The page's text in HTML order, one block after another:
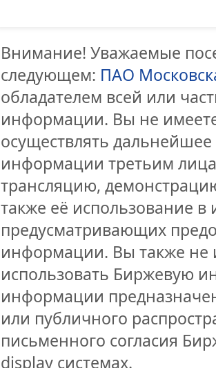
Внимание! Уважаемые
следующем: ПАО
обладателем всей или
информации. Вы не
осуществлять
информации третьим
трансляцию,
также её использование
предусматривающих
информации. Вы также не
использовать Биржевую
информации
или публичного
письменного согласия
display системах.